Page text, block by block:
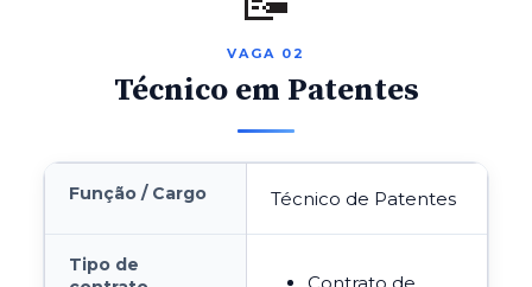
VAGA 02
Técnico em Patentes
Função / Cargo Técnico de Patentes
Tipo de